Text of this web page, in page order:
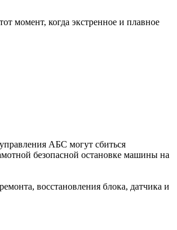
момент, когда экстренное и плавное
АБС могут сбиться
безопасной остановке машины на
восстановления блока, датчика и